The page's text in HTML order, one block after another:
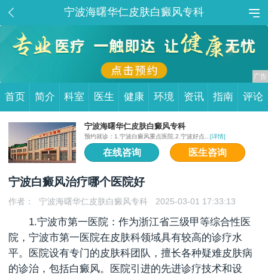
宁波海曙华仁皮肤白癜风专科
首页 简介 科室 医生 健康 环境 资讯 指南 评论
宁波海曙华仁皮肤白癜风专科
预约就诊：1.宁波白癜风重点医院.2.宁波好点... [详情]
在线咨询 医生咨询
宁波白癜风治疗哪个医院好
作者： 宁波海曙华仁皮肤白癜风专科 2025-03-01 17:33:13
1.宁波市第一医院：作为浙江省三级甲等综合性医
院，宁波市第一医院在皮肤科领域具有较高的诊疗水
平。医院设有专门的皮肤科团队，擅长各种疑难皮肤病
的诊治，包括白癜风。医院引进的先进诊疗技术和设